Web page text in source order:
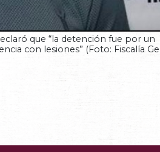
que “la detención fue por un
con lesiones” (Foto: Fiscalía